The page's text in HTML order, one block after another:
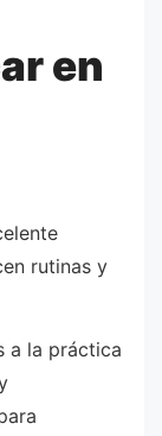
en
rutinas y
a la práctica